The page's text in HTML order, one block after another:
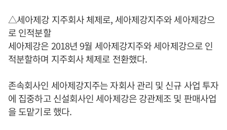
△세아제강 지주회사 체제로, 세아제강지주와 세아제강으
로 인적분할
세아제강은 2018년 9월 세아제강지주와 세아제강으로 인
적분할하며 지주회사 체제로 전환했다.
존속회사인 세아제강지주는 자회사 관리 및 신규 사업 투자
에 집중하고 신설회사인 세아제강은 강관제조 및 판매사업
을 도맡기로 했다.